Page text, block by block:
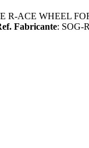
R-ACE WHEEL
Fabricante: SOG-